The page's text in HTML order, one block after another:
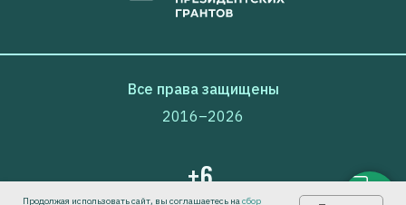
Продолжая использовать сайт, вы соглашаетесь насбор
+6
Все права защищены
2016–2026